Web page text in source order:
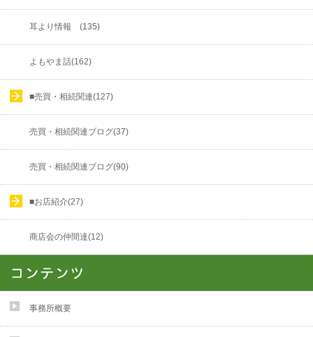
耳より情報 (135)
よもやま話(162)
■売買・相続関連(127)
売買・相続関連ブログ(37)
売買・相続関連ブログ(90)
■お店紹介(27)
商店会の仲間達(12)
事務所概要